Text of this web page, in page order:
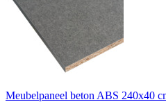
Meubelpaneel beton ABS 240x40